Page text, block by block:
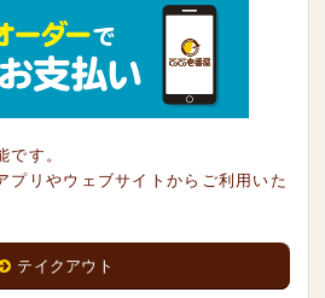
す。
プリやウェブサイトからご利用いた
テイクアウト